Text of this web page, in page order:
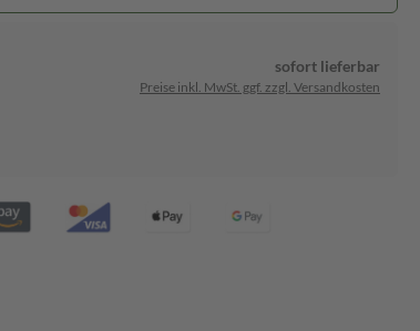
sofort lieferbar
Preise inkl. MwSt. ggf. zzgl. Versandkosten